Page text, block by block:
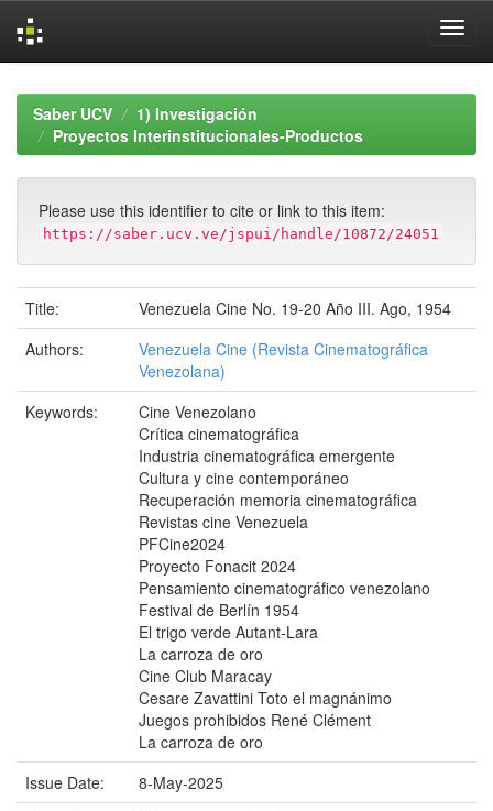
navigationSaber UCV
1) Investigación
Proyectos Interinstitucionales-Productos
Please use this identifier to cite or link to this item:
https://saber.ucv.ve/jspui/handle/10872/24051
Title:
Venezuela Cine No. 19-20 Año III. Ago, 1954
Authors:
Venezuela Cine (Revista Cinematográfica
Venezolana)
Keywords:
Cine Venezolano
Crítica cinematográfica
Industria cinematográfica emergente
Cultura y cine contemporáneo
Recuperación memoria cinematográfica
Revistas cine Venezuela
PFCine2024
Proyecto Fonacit 2024
Pensamiento cinematográfico venezolano
Festival de Berlín 1954
El trigo verde Autant-Lara
La carroza de oro
Cine Club Maracay
Cesare Zavattini Toto el magnánimo
Juegos prohibidos René Clément
La carroza de oro
Issue Date:
8-May-2025